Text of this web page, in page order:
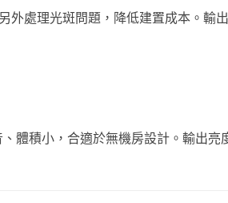
外處理光斑問題，降低建置成本。輸
體積小，合適於無機房設計。輸出亮